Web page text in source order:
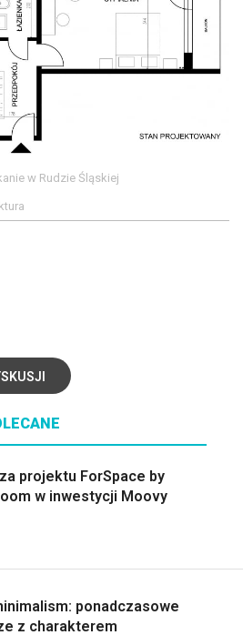
w Rudzie Śląskiej
projektu ForSpace by
w inwestycji Moovy
ponadczasowe
z charakterem